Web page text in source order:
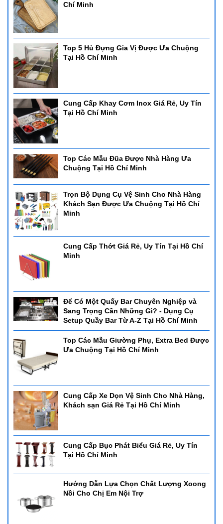
Chí Minh
Top 5 Hủ Đựng Gia Vị Được Ưa Chuộng
Tại Hồ Chí Minh
Cung Cấp Khay Cơm Inox Giá Rẻ, Uy Tín
Tại Hồ Chí Minh
Top Các Mẫu Đũa Được Nhà Hàng Ưa
Chuộng Tại Hồ Chí Minh
Trọn Bộ Dụng Cụ Vệ Sinh Cho Nhà Hàng
Khách Sạn Được Ưa Chuộng Tại Hồ Chí
Minh
Cung Cấp Thớt Giá Rẻ, Uy Tín Tại Hồ Chí
Minh
Để Có Một Quấy Bar Chuyên Nghiệp và
Sang Trọng Cần Những Gì? - Dụng Cụ
Setup Quầy Bar Từ A-Z Tại Hồ Chí Minh
Top Các Mẫu Giường Phụ, Extra Bed Được
Ưa Chuộng Tại Hồ Chí Minh
Cung Cấp Xe Dọn Vệ Sinh Cho Nhà Hàng,
Khách sạn Giá Rẻ Tại Hồ Chí Minh
Cung Cấp Bục Phát Biểu Giá Rẻ, Uy Tín
Tại Hồ Chí Minh
Hướng Dẫn Lựa Chọn Chất Lượng Xoong
Nồi Cho Chị Em Nội Trợ